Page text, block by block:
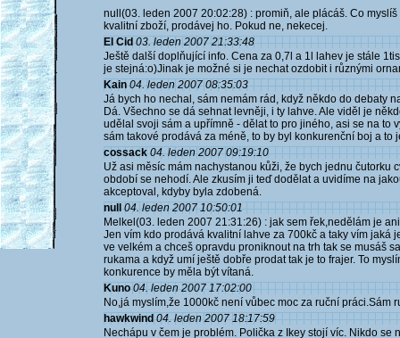
null(03. leden 2007 20:02:28) : promiň, ale plácáš. Co
kvalitní zboží, prodávej ho. Pokud ne, nekecej.
El Cid 03. leden 2007 21:33:48
Ještě další doplňující info. Cena za 0,7l a 1l lahev je stále
je stejná:o)Jinak je možné si je nechat ozdobit i různými
Kain 04. leden 2007 08:35:03
Já bych ho nechal, sám nemám rád, když někdo do debaty
Dá. Všechno se dá sehnat levněji, i ty lahve. Ale viděl je
udělal svoji sám a upřímně - dělat to pro jiného, asi se na to
sám takové prodává za méně, to by byl konkurenční boj a to
cossack 04. leden 2007 09:19:10
Už asi měsíc mám nachystanou kůži, že bych jednu čutorku
období se nehodí. Ale zkusím ji teď dodělat a uvidíme na
akceptoval, kdyby byla zdobená.
null 04. leden 2007 10:50:01
Melkel(03. leden 2007 21:31:26) : jak sem řek,nedělám je
Jen vím kdo prodává kvalitní lahve za 700kč a taky vím jaká
ve velkém a chceš opravdu proniknout na trh tak se musáš
rukama a když umí ještě dobře prodat tak je to frajer. To
konkurence by měla být vítaná.
Kuno 04. leden 2007 17:02:00
No,já myslím,že 1000kč není vůbec moc za ruční práci.Sám
hawkwind 04. leden 2007 18:17:59
Nechápu v čem je problém. Polička z Ikey stojí víc. Nikdo